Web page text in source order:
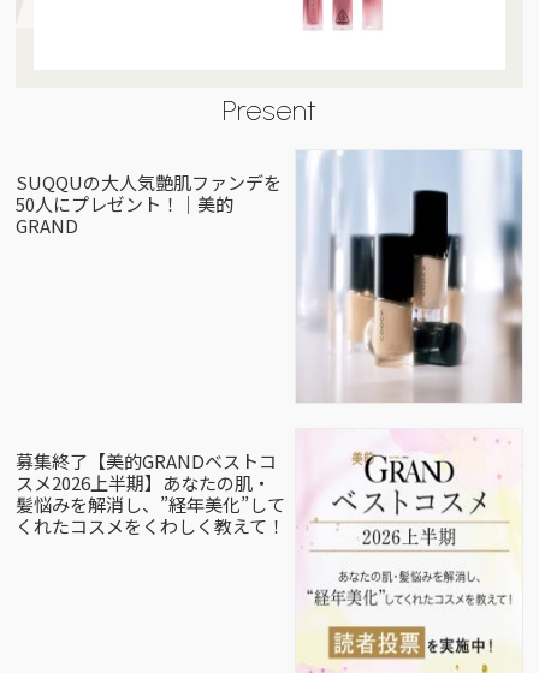
Present
SUQQUの大人気艶肌ファンデを
50人にプレゼント！｜美的
GRAND
募集終了【美的GRANDベストコ
スメ2026上半期】あなたの肌・
髪悩みを解消し、”経年美化”して
くれたコスメをくわしく教えて！